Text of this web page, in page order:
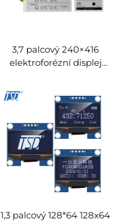
3,7 palcový 240×416
elektroforézní displej
štítek regálu E ink displej
1,3 palcový 128*64 128x64